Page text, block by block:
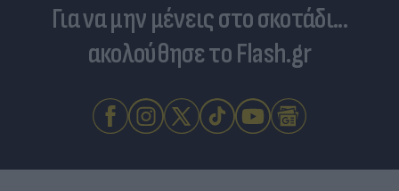
Για να μην μένεις στο σκοτάδι...
ακολούθησε το Flash.gr